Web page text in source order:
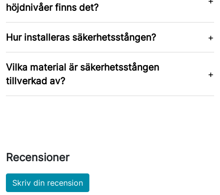
höjdnivåer finns det?
Hur installeras säkerhetsstången?
Vilka material är säkerhetsstången
tillverkad av?
Recensioner
Skriv din recension